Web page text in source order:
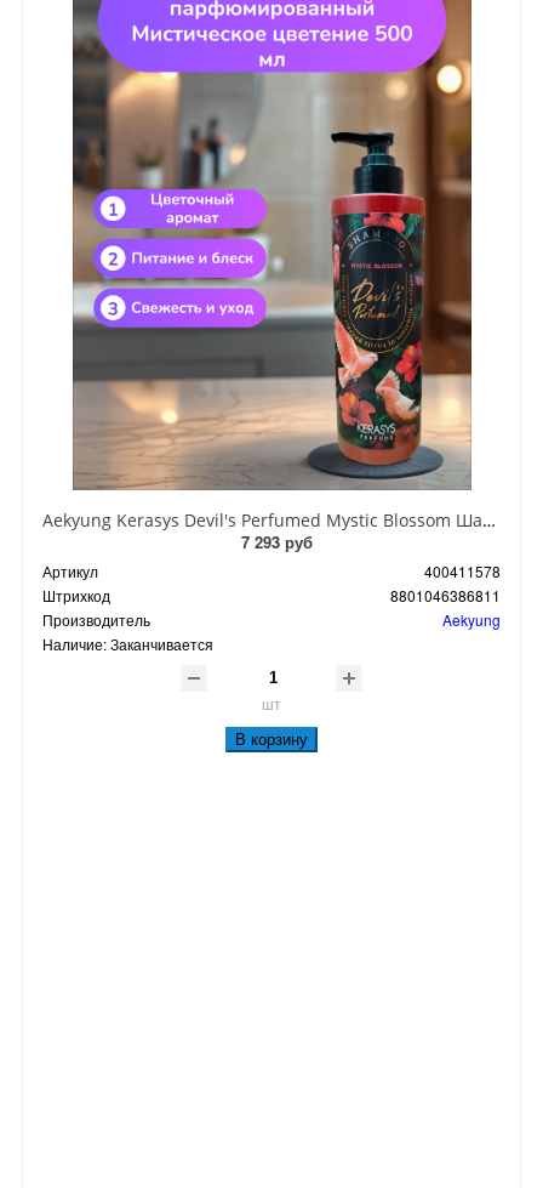
Aekyung Kerasys Devil's Perfumed Mystic Blossom Шампунь парфюмированный Мистическое цветение 500 мл
7 293 руб
Артикул
400411578
Штрихкод
8801046386811
Производитель
Aekyung
Наличие:Заканчивается
шт
В корзину